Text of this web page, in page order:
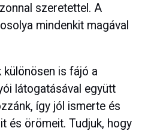
szeretettel. A
mindenkit magával
különösen is fájó a
látogatásával együtt
így jól ismerte és
és örömeit. Tudjuk, hogy